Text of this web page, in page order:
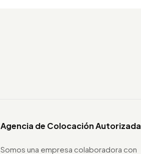
Agencia de Colocación Autorizada
Somos una empresa colaboradora con